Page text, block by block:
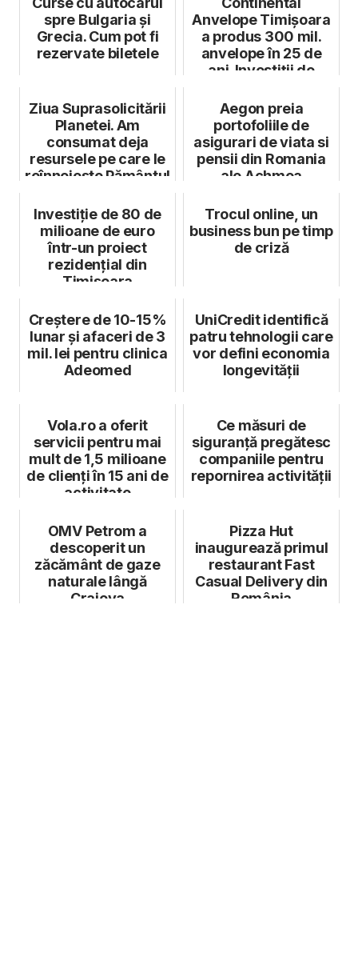
spre Bulgaria și
Grecia. Cum pot fi
rezervate biletele
Anvelope Timișoara
a produs 300 mil.
anvelope în 25 de
ani. Investiții de
Ziua Suprasolicitării
Planetei. Am
consumat deja
resursele pe care le
reînnoiește Pământul
Aegon preia
portofoliile de
asigurari de viata si
pensii din Romania
ale Achmea
Investiție de 80 de
milioane de euro
într-un proiect
rezidențial din
Timișoara
Trocul online, un
business bun pe timp
de criză
Creștere de 10-15%
lunar și afaceri de 3
mil. lei pentru clinica
Adeomed
UniCredit identifică
patru tehnologii care
vor defini economia
longevității
Vola.ro a oferit
servicii pentru mai
mult de 1,5 milioane
de clienți în 15 ani de
activitate
Ce măsuri de
siguranță pregătesc
companiile pentru
repornirea activității
OMV Petrom a
descoperit un
zăcământ de gaze
naturale lângă
Craiova
Pizza Hut
inaugurează primul
restaurant Fast
Casual Delivery din
România